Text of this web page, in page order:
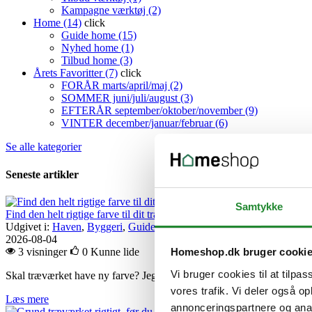
Samtykke
Homeshop.dk bruger
Vi bruger cookies til at
vores trafik. Vi deler også
annonceringspartnere og
Kampagne værktøj (2)
Home (14) click
Guide home (15)
Nyhed home (1)
Tilbud home (3)
Årets Favoritter (7) click
FORÅR marts/april/maj (2)
SOMMER juni/juli/august (3)
EFTERÅR september/oktober/november (9)
VINTER december/januar/februar (6)
Se alle kategorier
Seneste artikler
Find den helt rigtige farve til dit træværk
Udgivet i: Haven, Byggeri, Guide byggeri,Guide haven,Home,
2026-08-04
3 visninger
0 Kunne lide
Skal træværket have ny farve? Jeg guider dig til dækkende og
Læs mere